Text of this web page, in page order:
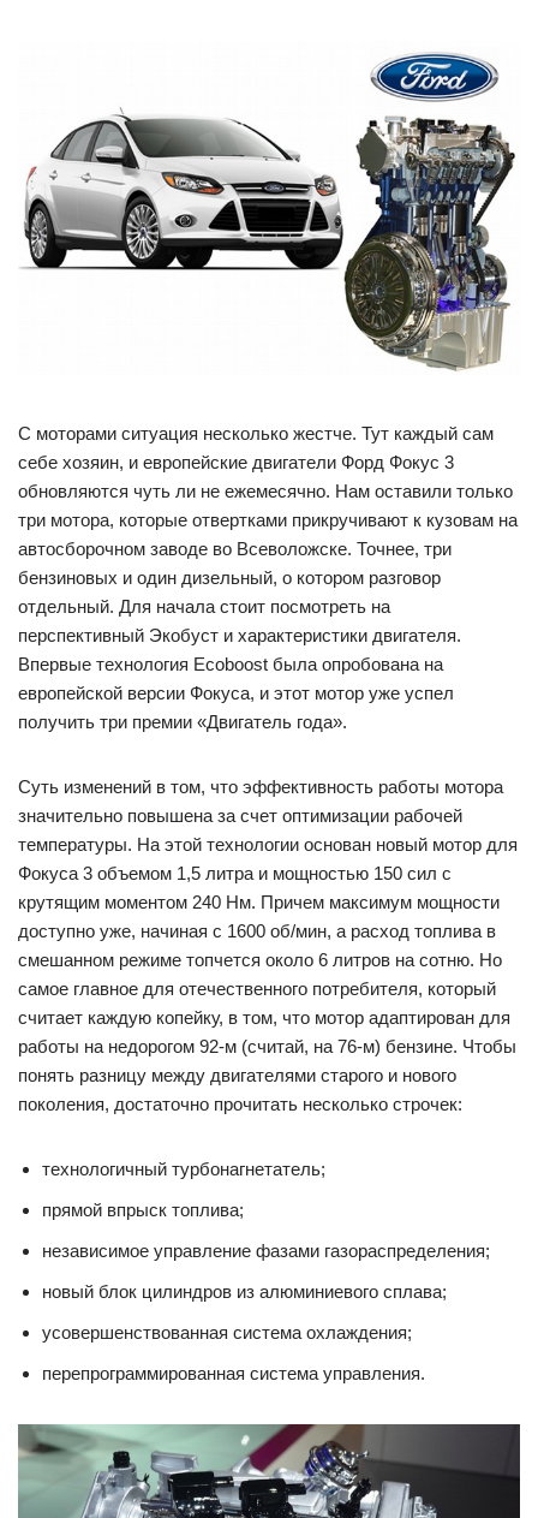
С моторами ситуация несколько жестче. Тут каждый сам
себе хозяин, и европейские двигатели Форд Фокус 3
обновляются чуть ли не ежемесячно. Нам оставили только
три мотора, которые отвертками прикручивают к кузовам на
автосборочном заводе во Всеволожске. Точнее, три
бензиновых и один дизельный, о котором разговор
отдельный. Для начала стоит посмотреть на
перспективный Экобуст и характеристики двигателя.
Впервые технология Ecoboost была опробована на
европейской версии Фокуса, и этот мотор уже успел
получить три премии «Двигатель года».
Суть изменений в том, что эффективность работы мотора
значительно повышена за счет оптимизации рабочей
температуры. На этой технологии основан новый мотор для
Фокуса 3 объемом 1,5 литра и мощностью 150 сил с
крутящим моментом 240 Нм. Причем максимум мощности
доступно уже, начиная с 1600 об/мин, а расход топлива в
смешанном режиме топчется около 6 литров на сотню. Но
самое главное для отечественного потребителя, который
считает каждую копейку, в том, что мотор адаптирован для
работы на недорогом 92-м (считай, на 76-м) бензине. Чтобы
понять разницу между двигателями старого и нового
поколения, достаточно прочитать несколько строчек:
технологичный турбонагнетатель;
прямой впрыск топлива;
независимое управление фазами газораспределения;
новый блок цилиндров из алюминиевого сплава;
усовершенствованная система охлаждения;
перепрограммированная система управления.